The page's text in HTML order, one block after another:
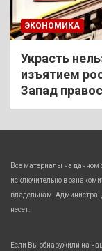
ЭКОНОМИКА
Украсть
изъятием
Запад
Все материалы на данном
исключительно в
владельцам.
несет.
Если Вы обнаружили на